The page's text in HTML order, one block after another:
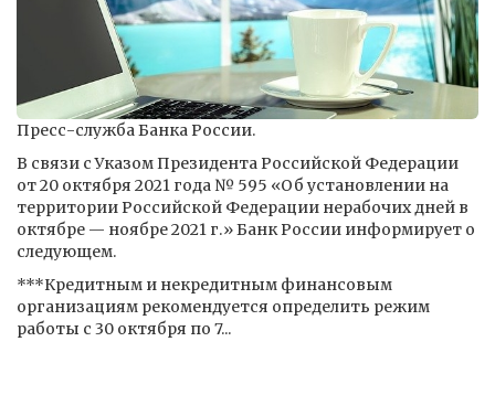
Пресс-служба Банка России.
В связи с Указом Президента Российской Федерации
от 20 октября 2021 года № 595 «Об установлении на
территории Российской Федерации нерабочих дней в
октябре — ноябре 2021 г.» Банк России информирует о
следующем.
***Кредитным и некредитным финансовым
организациям рекомендуется определить режим
работы с 30 октября по 7...